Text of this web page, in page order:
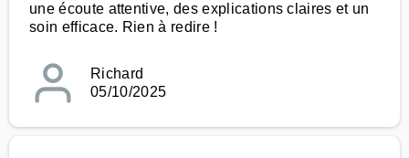
une écoute attentive, des explications claires et un
soin efficace. Rien à redire !
Richard
05/10/2025